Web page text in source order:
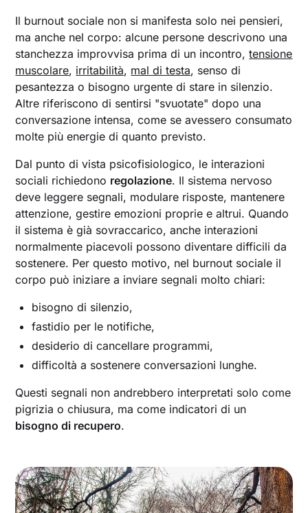
Il burnout sociale non si manifesta solo nei pensieri,
ma anche nel corpo: alcune persone descrivono una
stanchezza improvvisa prima di un incontro,tensione
muscolare, irritabilità, mal di testa, senso di
pesantezza o bisogno urgente di stare in silenzio.
Altre riferiscono di sentirsi "svuotate" dopo una
conversazione intensa, come se avessero consumato
molte più energie di quanto previsto.
Dal punto di vista psicofisiologico, le interazioni
sociali richiedono regolazione. Il sistema nervoso
deve leggere segnali, modulare risposte, mantenere
attenzione, gestire emozioni proprie e altrui. Quando
il sistema è già sovraccarico, anche interazioni
normalmente piacevoli possono diventare difficili da
sostenere. Per questo motivo, nel burnout sociale il
corpo può iniziare a inviare segnali molto chiari:
bisogno di silenzio,
fastidio per le notifiche,
desiderio di cancellare programmi,
difficoltà a sostenere conversazioni lunghe.
Questi segnali non andrebbero interpretati solo come
pigrizia o chiusura, ma come indicatori di un
bisogno di recupero.